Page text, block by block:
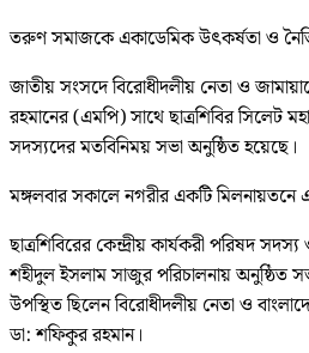
তরুণ সমাজকে একাডেমিক উৎকর্ষতা ও
জাতীয় সংসদে বিরোধীদলীয় নেতা ও
রহমানের (এমপি) সাথে ছাত্রশিবির সিলেট
সদস্যদের মতবিনিময় সভা অনুষ্ঠিত হয়েছে।
মঙ্গলবার সকালে নগরীর একটি মিলনায়তনে
ছাত্রশিবিরের কেন্দ্রীয় কার্যকরী পরিষদ
শহীদুল ইসলাম সাজুর পরিচালনায় অনুষ্ঠিত
উপস্থিত ছিলেন বিরোধীদলীয় নেতা ও
ডা: শফিকুর রহমান।